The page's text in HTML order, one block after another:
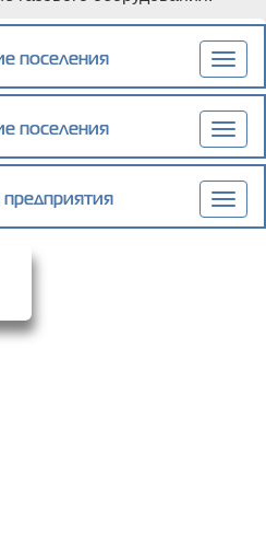
глава Каякентского
к жителям
в связи с событием в
района
поселения
поселения
предприятия